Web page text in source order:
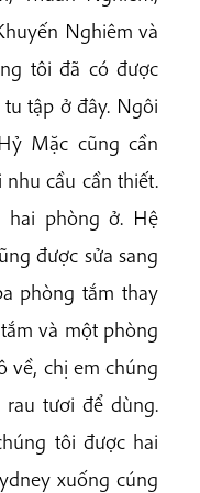
Nghiêm và
tôi đã có được
tập ở đây. Ngôi
Mặc cũng cần
cầu cần thiết.
hai phòng ở. Hệ
được sửa sang
phòng tắm thay
và một phòng
về, chị em chúng
tươi để dùng.
tôi được hai
xuống cúng